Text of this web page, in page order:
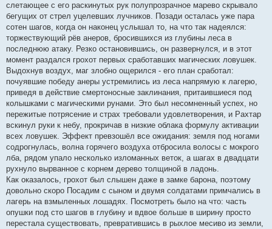
слетающее с его раскинутых рук полупрозрачное марево скрывало
бегущих от стрел уцелевших лучников. Позади осталась уже пара
сотен шагов, когда он наконец услышал то, на что так надеялся:
торжествующий рёв анеров, бросившихся из глубины леса в
последнюю атаку. Резко остановившись, он развернулся, и в этот
момент раздался грохот первых сработавших магических ловушек.
Выдохнув воздух, маг злобно ощерился - его план сработал:
почуявшие победу анеры устремились из леса напрямую к лагерю,
приведя в действие смертоносные заклинания, притаившиеся под
колышками с магическими рунами. Это был несомненный успех, но
пережитые потрясение и страх требовали удовлетворения, и Рахтар
вскинул руки к небу, прокричав в низкие облака формулу активации
всех ловушек. Эффект превзошёл все ожидания: земля под ногами
содрогнулась, волна горячего воздуха отбросила волосы с мокрого
лба, рядом упало несколько изломанных веток, а шагах в двадцати
рухнуло вырванное с корнем дерево толщиной в ладонь.
Как оказалось, грохот был слышен даже в замке барона, поэтому
довольно скоро Посадим с сыном и двумя солдатами примчались в
лагерь на взмыленных лошадях. Посмотреть было на что: часть
опушки под сто шагов в глубину и вдвое больше в ширину просто
перестала существовать, превратившись в рыхлое месиво из земли,